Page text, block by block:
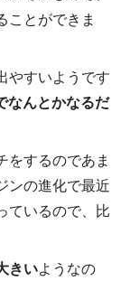
ことができま
やすいようです
んとかなるだ
をするのであま
ンの進化で最近
ているので、比
きいようなの